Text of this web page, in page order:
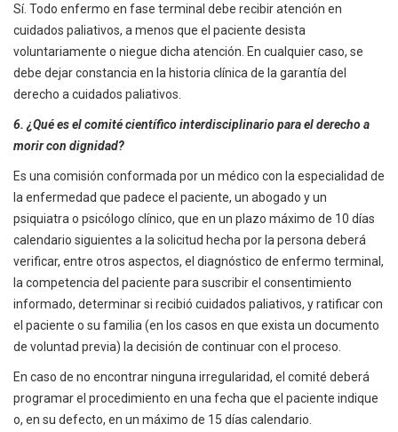
Sí. Todo enfermo en fase terminal debe recibir atención en
cuidados paliativos, a menos que el paciente desista
voluntariamente o niegue dicha atención. En cualquier caso, se
debe dejar constancia en la historia clínica de la garantía del
derecho a cuidados paliativos.
6. ¿Qué es el comité científico interdisciplinario para el derecho a
morir con dignidad?
Es una comisión conformada por un médico con la especialidad de
la enfermedad que padece el paciente, un abogado y un
psiquiatra o psicólogo clínico, que en un plazo máximo de 10 días
calendario siguientes a la solicitud hecha por la persona deberá
verificar, entre otros aspectos, el diagnóstico de enfermo terminal,
la competencia del paciente para suscribir el consentimiento
informado, determinar si recibió cuidados paliativos, y ratificar con
el paciente o su familia (en los casos en que exista un documento
de voluntad previa) la decisión de continuar con el proceso.
En caso de no encontrar ninguna irregularidad, el comité deberá
programar el procedimiento en una fecha que el paciente indique
o, en su defecto, en un máximo de 15 días calendario.